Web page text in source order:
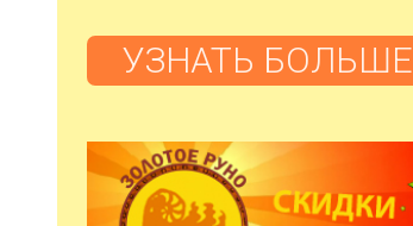
УЗНАТЬ БОЛЬШЕ